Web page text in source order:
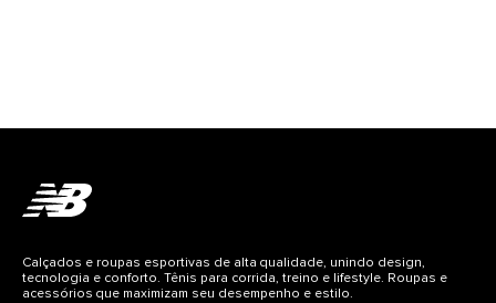
Calçados e roupas esportivas de alta qualidade, unindo design,
tecnologia e conforto. Tênis para corrida, treino e lifestyle. Roupas e
acessórios que maximizam seu desempenho e estilo.